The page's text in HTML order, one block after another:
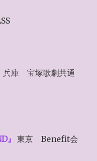
兵庫 宝塚歌劇共通
』
東京 Benefit会